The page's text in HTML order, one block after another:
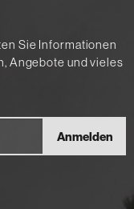
Sie Informationen
Angebote und vieles
Anmelden